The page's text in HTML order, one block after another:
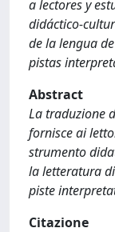
a lectores y
didáctico-
de la lengua
pistas
Abstract
La traduzione
fornisce ai
strumento
la letteratura
piste
Citazione